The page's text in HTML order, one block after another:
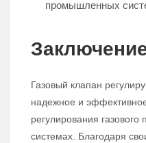
промышленных
Газовый клапан
надежное и
регулирования
системах. Благодаря